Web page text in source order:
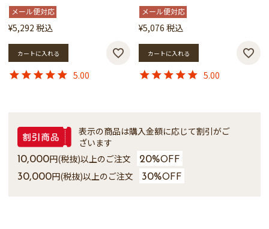
メール便対応
¥5,292 税込
カートに入れる
5.00
メール便対応
¥5,076 税込
カートに入れる
5.00
表示の商品は購入金額に応じて割引がご
ざいます
10,000円(税抜)以上のご注文 20%OFF
30,000円(税抜)以上のご注文 30%OFF